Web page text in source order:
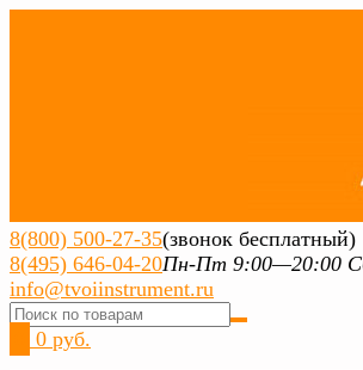
8(800) 500-27-35(звонок бесплатный)
8(495) 646-04-20Пн-Пт 9:00—20:00
info@tvoiinstrument.ru
0 руб.